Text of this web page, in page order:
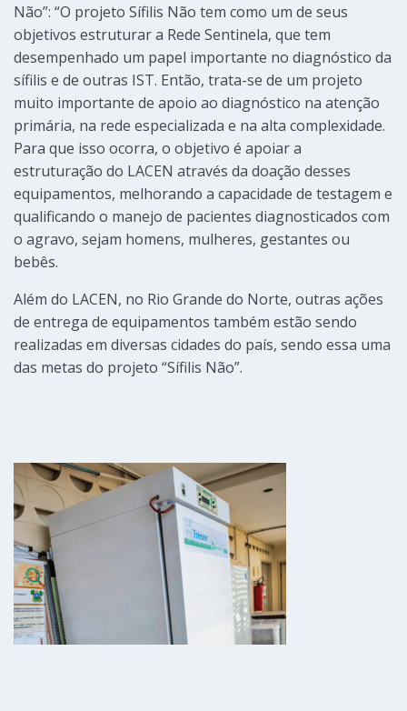
Não”: “O projeto Sífilis Não tem como um de seus
objetivos estruturar a Rede Sentinela, que tem
desempenhado um papel importante no diagnóstico da
sífilis e de outras IST. Então, trata-se de um projeto
muito importante de apoio ao diagnóstico na atenção
primária, na rede especializada e na alta complexidade.
Para que isso ocorra, o objetivo é apoiar a
estruturação do LACEN através da doação desses
equipamentos, melhorando a capacidade de testagem e
qualificando o manejo de pacientes diagnosticados com
o agravo, sejam homens, mulheres, gestantes ou
bebês.
Além do LACEN, no Rio Grande do Norte, outras ações
de entrega de equipamentos também estão sendo
realizadas em diversas cidades do país, sendo essa uma
das metas do projeto “Sífilis Não”.